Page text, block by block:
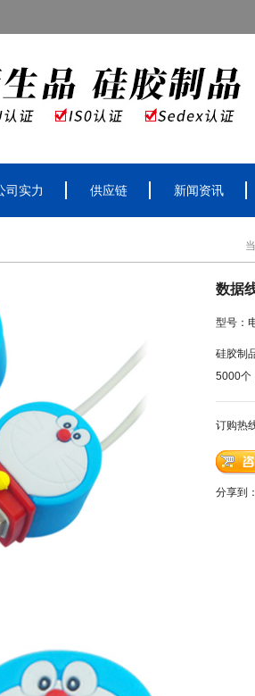
司实力 供应链 新闻资讯
数据
型号：
硅胶制
5000个
订购热
分享到：